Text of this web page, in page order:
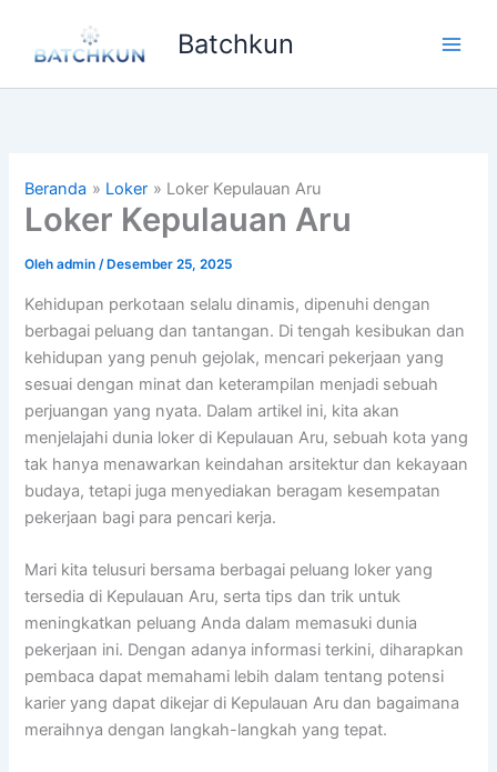
konten
Batchkun
Beranda Loker Loker Kepulauan Aru
Loker Kepulauan Aru
Olehadmin/ Desember 25, 2025
Kehidupan perkotaan selalu dinamis, dipenuhi dengan
berbagai peluang dan tantangan. Di tengah kesibukan dan
kehidupan yang penuh gejolak, mencari pekerjaan yang
sesuai dengan minat dan keterampilan menjadi sebuah
perjuangan yang nyata. Dalam artikel ini, kita akan
menjelajahi dunia loker di Kepulauan Aru, sebuah kota yang
tak hanya menawarkan keindahan arsitektur dan kekayaan
budaya, tetapi juga menyediakan beragam kesempatan
pekerjaan bagi para pencari kerja.
Mari kita telusuri bersama berbagai peluang loker yang
tersedia di Kepulauan Aru, serta tips dan trik untuk
meningkatkan peluang Anda dalam memasuki dunia
pekerjaan ini. Dengan adanya informasi terkini, diharapkan
pembaca dapat memahami lebih dalam tentang potensi
karier yang dapat dikejar di Kepulauan Aru dan bagaimana
meraihnya dengan langkah-langkah yang tepat.